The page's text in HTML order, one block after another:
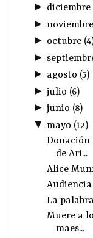
► diciembre
► noviembre
► octubre(4
►
► agosto (5)
► julio (6)
► junio (8)
▼ mayo (12)
Donación
de Ari...
Alice
La
Muere a
maes...